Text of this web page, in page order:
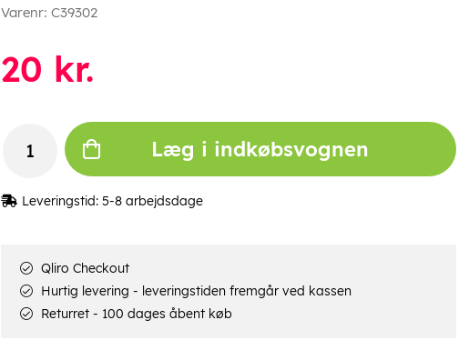
Varenr: C39302
20 kr.
Læg i indkøbsvognen
Leveringstid: 5-8 arbejdsdage
Qliro Checkout
Hurtig levering - leveringstiden fremgår ved kassen
Returret - 100 dages åbent køb